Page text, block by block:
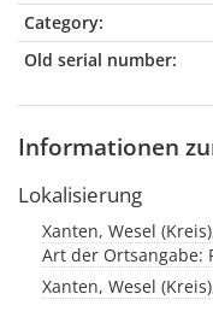
Category:
Old serial number:
Informationen
Lokalisierung
Xanten, Wesel
Art der Ortsangabe:
Xanten, Wesel